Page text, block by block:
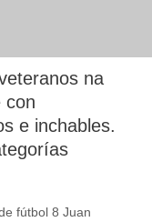
na
con
e inchables.
fútbol 8 Juan